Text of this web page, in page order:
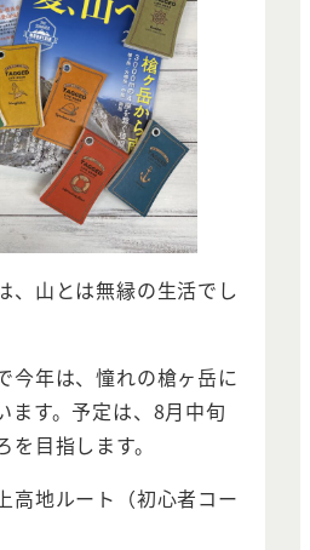
、山とは無縁の生活でし
今年は、憧れの槍ヶ岳に
ます。予定は、8月中旬
目指します。
高地ルート（初心者コー